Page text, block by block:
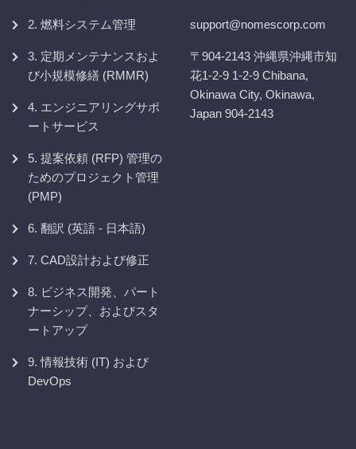
2. 燃料システム管理
3. 定期メンテナンスおよ
び小規模修繕 (RMMR)
4. エンジニアリングサポ
ートサービス
5. 提案依頼 (RFP) 管理の
ためのプロジェクト管理
(PMP)
6. 翻訳 (英語 - 日本語)
7. CAD設計および修正
8. ビジネス開発、パート
ナーシップ、およびスタ
ートアップ
9. 情報技術 (IT) および
DevOps
support@nomescorp.com
〒904-2143 沖縄県沖縄市知
花1-2-9 1-2-9 Chibana,
Okinawa City, Okinawa,
Japan 904-2143